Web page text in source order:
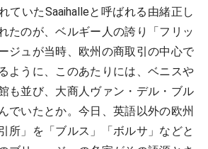
ていたSaaihalleと呼ばれる由緒正し
たのが、ベルギー人の誇り「フリッ
ジュが当時、欧州の商取引の中心で
ように、このあたりには、ベニスや
も並び、大商人ヴァン・デル・ブル
でいたとか。今日、英語以外の欧州
所」を「ブルス」「ボルサ」などと